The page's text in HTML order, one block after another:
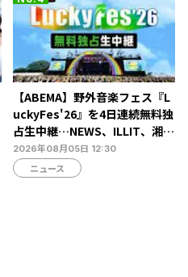
【ABEMA】野外音楽フェス『L
uckyFes'26』を4日連続無料独
占生中継…NEWS、ILLIT、湘南
乃風ら60組以上が集結
2026年08月05日 12:30
ニュース